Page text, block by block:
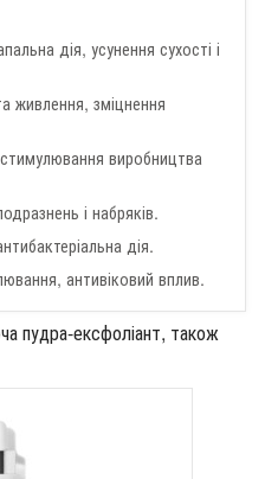
дія, усунення сухості і
живлення, зміцнення
виробництва
і набряків.
дія.
антивіковий вплив.
пудра-ексфоліант, також